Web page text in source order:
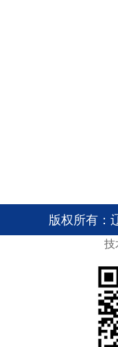
版权所有：
技